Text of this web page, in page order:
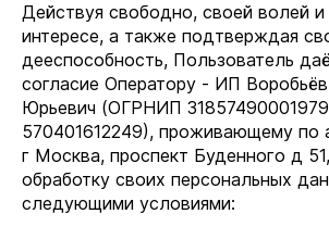
Действуя свободно, своей волей
интересе, а также подтверждая
дееспособность, Пользователь
согласие Оператору - ИП Воробьёв
Юрьевич (ОГРНИП
570401612249), проживающему по
г Москва, проспект Буденного д 51,
обработку своих персональных
следующими условиями: